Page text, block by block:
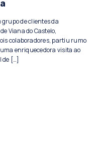
grupo de clientes da
Viana do Castelo,
colaboradores, partiu rumo
enriquecedora visita ao
de […]